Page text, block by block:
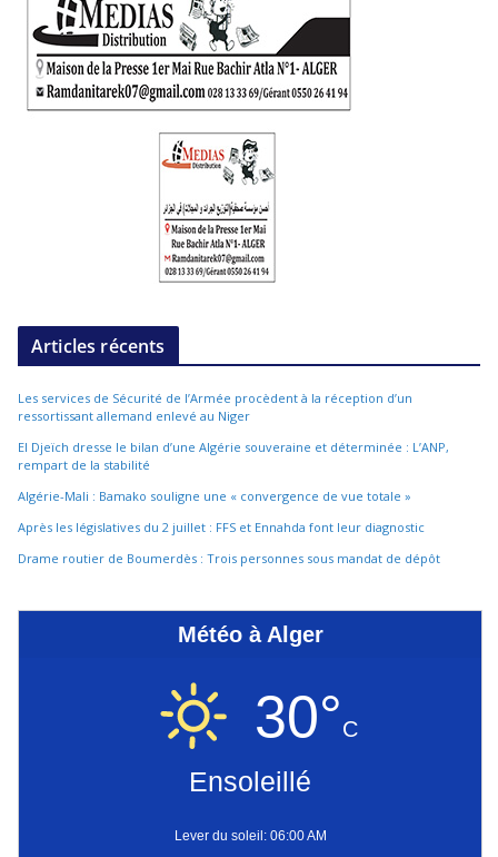
Articles récents
Les services de Sécurité de l’Armée procèdent à la réception d’un
ressortissant allemand enlevé au Niger
El Djeïch dresse le bilan d’une Algérie souveraine et déterminée : L’ANP,
rempart de la stabilité
Algérie-Mali : Bamako souligne une « convergence de vue totale »
Après les législatives du 2 juillet : FFS et Ennahda font leur diagnostic
Drame routier de Boumerdès : Trois personnes sous mandat de dépôt
Météo à Alger
30°C
Ensoleillé
Lever du soleil: 06:00 AM